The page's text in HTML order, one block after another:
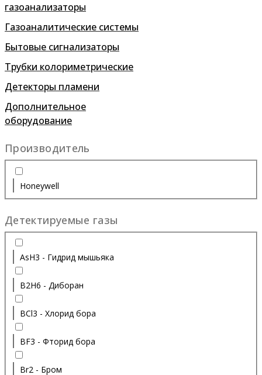
газоанализаторы
Газоаналитические системы
Бытовые сигнализаторы
Трубки колориметрические
Детекторы пламени
Дополнительное
оборудование
Производитель
Honeywell
Детектируемые газы
AsH3 - Гидрид мышьяка
B2H6 - Диборан
BCl3 - Хлорид бора
BF3 - Фторид бора
Br2 - Бром